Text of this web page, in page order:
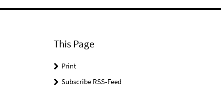
This Page
Print
Subscribe RSS-Feed